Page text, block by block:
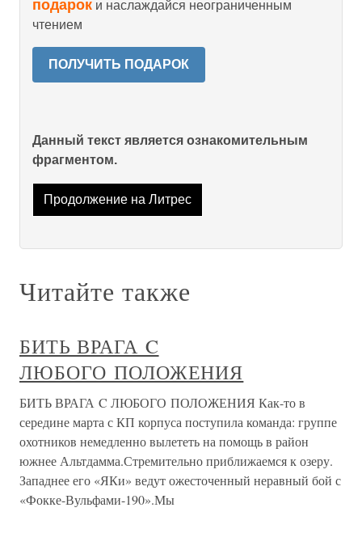
подарок и наслаждайся неограниченным
чтением
ПОЛУЧИТЬ ПОДАРОК
Данный текст является ознакомительным
фрагментом.
Продолжение на Литрес
Читайте также
БИТЬ ВРАГА C
ЛЮБОГО ПОЛОЖЕНИЯ
БИТЬ ВРАГА C ЛЮБОГО ПОЛОЖЕНИЯ Как-то в
середине марта с КП корпуса поступила команда: группе
охотников немедленно вылететь на помощь в район
южнее Альтдамма.Стремительно приближаемся к озеру.
Западнее его «ЯКи» ведут ожесточенный неравный бой с
«Фокке-Вульфами-190».Мы